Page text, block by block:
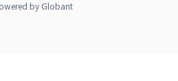
by Globant